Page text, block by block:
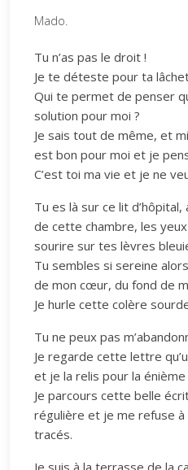
Mado.
Tu n’as pas le droit !
Je te déteste pour ta
Qui te permet de penser
solution pour moi ?
Je sais tout de même, et
est bon pour moi et je
C’est toi ma vie et je ne
Tu es là sur ce lit
de cette chambre, les
sourire sur tes lèvres
Tu sembles si sereine
de mon cœur, du fond de
Je hurle cette colère
Tu ne peux pas
Je regarde cette lettre
et je la relis pour la énième
Je parcours cette belle
régulière et je me refuse
tracés.
Je suis à la terrasse de la